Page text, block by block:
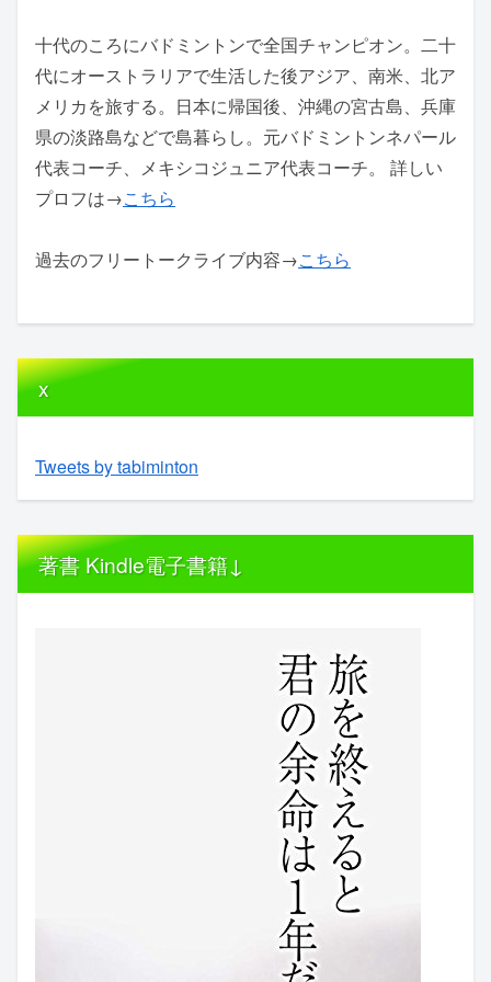
十代のころにバドミントンで全国チャンピオン。二十
代にオーストラリアで生活した後アジア、南米、北ア
メリカを旅する。日本に帰国後、沖縄の宮古島、兵庫
県の淡路島などで島暮らし。元バドミントンネパール
代表コーチ、メキシコジュニア代表コーチ。 詳しい
プロフは→こちら
過去のフリートークライブ内容→こちら
x
Tweets by tabiminton
著書 Kindle電子書籍↓